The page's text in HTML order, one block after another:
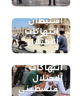
استيطان
انتهاكات
الاحتلال
انتهاكات
الاحتلال
فلسطيني